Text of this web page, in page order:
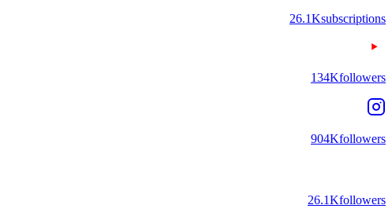
26.1Ksubscriptions
134Kfollowers
904Kfollowers
26.1Kfollowers